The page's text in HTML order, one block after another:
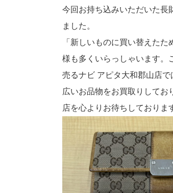
今回お持ち込みいただいた長
ました。
「新しいものに買い替えた
様も多くいらっしゃいます。
売るナビ アピタ大和郡山店
広いお品物をお買取りして
店を心よりお待ちしておりま